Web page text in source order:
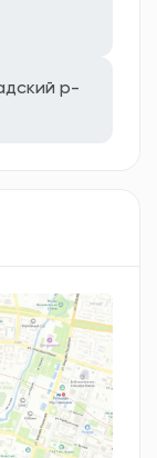
р-